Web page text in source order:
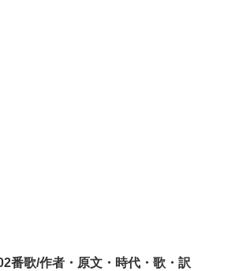
番歌/作者・原文・時代・歌・訳